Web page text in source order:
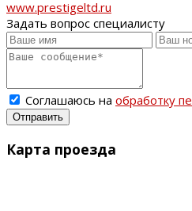
www.prestigeltd.ru
Задать вопрос специалисту
Соглашаюсь на обработку
Отправить
Карта проезда